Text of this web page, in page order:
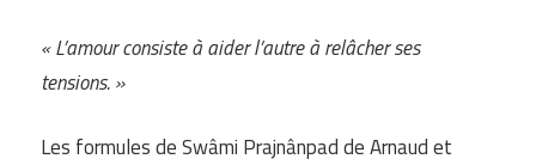
« L’amour consiste à aider l’autre à relâcher ses
tensions. »
Les formules de Swâmi Prajnânpad de Arnaud et